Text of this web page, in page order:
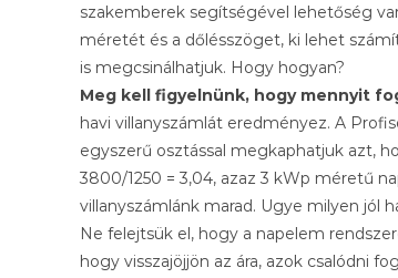
szakemberek segítségével lehetőség
méretét és a dőlésszöget, ki lehet
is megcsinálhatjuk. Hogy hogyan?
Meg kell figyelnünk, hogy mennyit
havi villanyszámlát eredményez. A
egyszerű osztással megkaphatjuk azt,
3800/1250 = 3,04, azaz 3 kWp méretű
villanyszámlánk marad. Ugye milyen jól
Ne felejtsük el, hogy a napelem
hogy visszajöjjön az ára, azok csalódni